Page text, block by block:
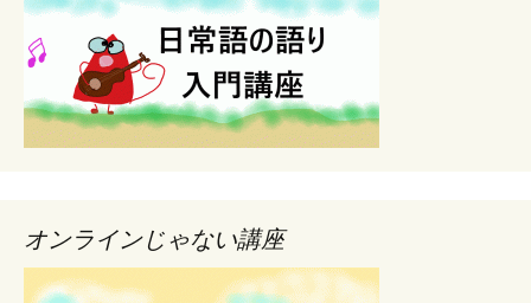
オンラインじゃない講座